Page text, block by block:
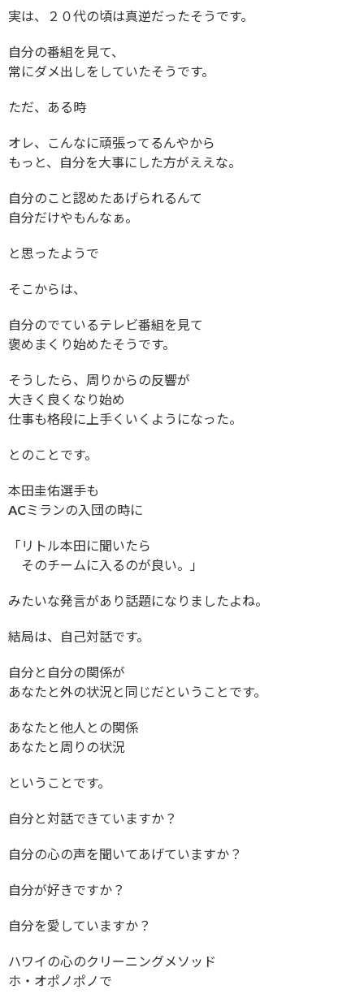
実は、２０代の頃は真逆だったそうです。
自分の番組を見て、
常にダメ出しをしていたそうです。
ただ、ある時
オレ、こんなに頑張ってるんやから
もっと、自分を大事にした方がええな。
自分のこと認めたあげられるんて
自分だけやもんなぁ。
と思ったようで
そこからは、
自分のでているテレビ番組を見て
褒めまくり始めたそうです。
そうしたら、周りからの反響が
大きく良くなり始め
仕事も格段に上手くいくようになった。
とのことです。
本田圭佑選手も
ACミランの入団の時に
「リトル本田に聞いたら
そのチームに入るのが良い。」
みたいな発言があり話題になりましたよね。
結局は、自己対話です。
自分と自分の関係が
あなたと外の状況と同じだということです。
あなたと他人との関係
あなたと周りの状況
ということです。
自分と対話できていますか？
自分の心の声を聞いてあげていますか？
自分が好きですか？
自分を愛していますか？
ハワイの心のクリーニングメソッド
ホ・オポノポノで